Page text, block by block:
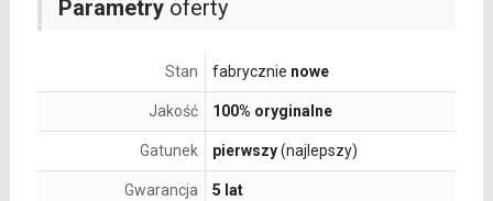
Parametryoferty
Stan fabrycznie nowe
Jakość 100% oryginalne
Gatunek pierwszy(najlepszy)
Gwarancja 5 lat